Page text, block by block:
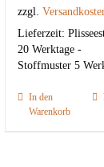
zzgl.
Lieferzeit:
20 Werktage -
Stoffmuster 5
In den
Warenkorb